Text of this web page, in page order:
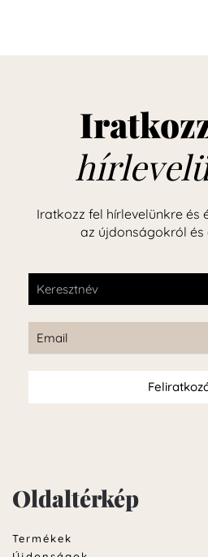
Iratkozz fel hírlevelünkre és
az újdonságokról és
Oldaltérkép
Termékek